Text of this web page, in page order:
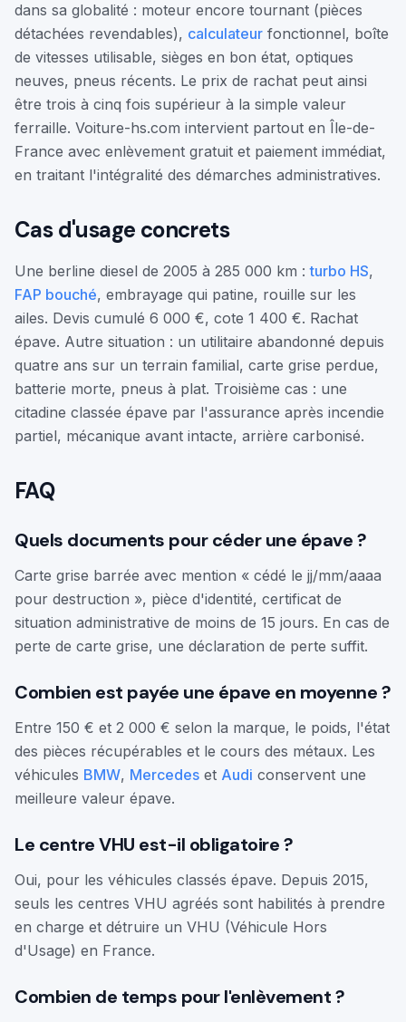
dans sa globalité : moteur encore tournant (pièces
détachées revendables), calculateur fonctionnel, boîte
de vitesses utilisable, sièges en bon état, optiques
neuves, pneus récents. Le prix de rachat peut ainsi
être trois à cinq fois supérieur à la simple valeur
ferraille. Voiture-hs.com intervient partout en Île-de-
France avec enlèvement gratuit et paiement immédiat,
en traitant l'intégralité des démarches administratives.
Cas d'usage concrets
Une berline diesel de 2005 à 285 000 km :turbo HS,
FAP bouché, embrayage qui patine, rouille sur les
ailes. Devis cumulé 6 000 €, cote 1 400 €. Rachat
épave. Autre situation : un utilitaire abandonné depuis
quatre ans sur un terrain familial, carte grise perdue,
batterie morte, pneus à plat. Troisième cas : une
citadine classée épave par l'assurance après incendie
partiel, mécanique avant intacte, arrière carbonisé.
FAQ
Quels documents pour céder une épave ?
Carte grise barrée avec mention « cédé le jj/mm/aaaa
pour destruction », pièce d'identité, certificat de
situation administrative de moins de 15 jours. En cas de
perte de carte grise, une déclaration de perte suffit.
Combien est payée une épave en moyenne ?
Entre 150 € et 2 000 € selon la marque, le poids, l'état
des pièces récupérables et le cours des métaux. Les
véhicules BMW, Mercedes et Audi conservent une
meilleure valeur épave.
Le centre VHU est-il obligatoire ?
Oui, pour les véhicules classés épave. Depuis 2015,
seuls les centres VHU agréés sont habilités à prendre
en charge et détruire un VHU (Véhicule Hors
d'Usage) en France.
Combien de temps pour l'enlèvement ?